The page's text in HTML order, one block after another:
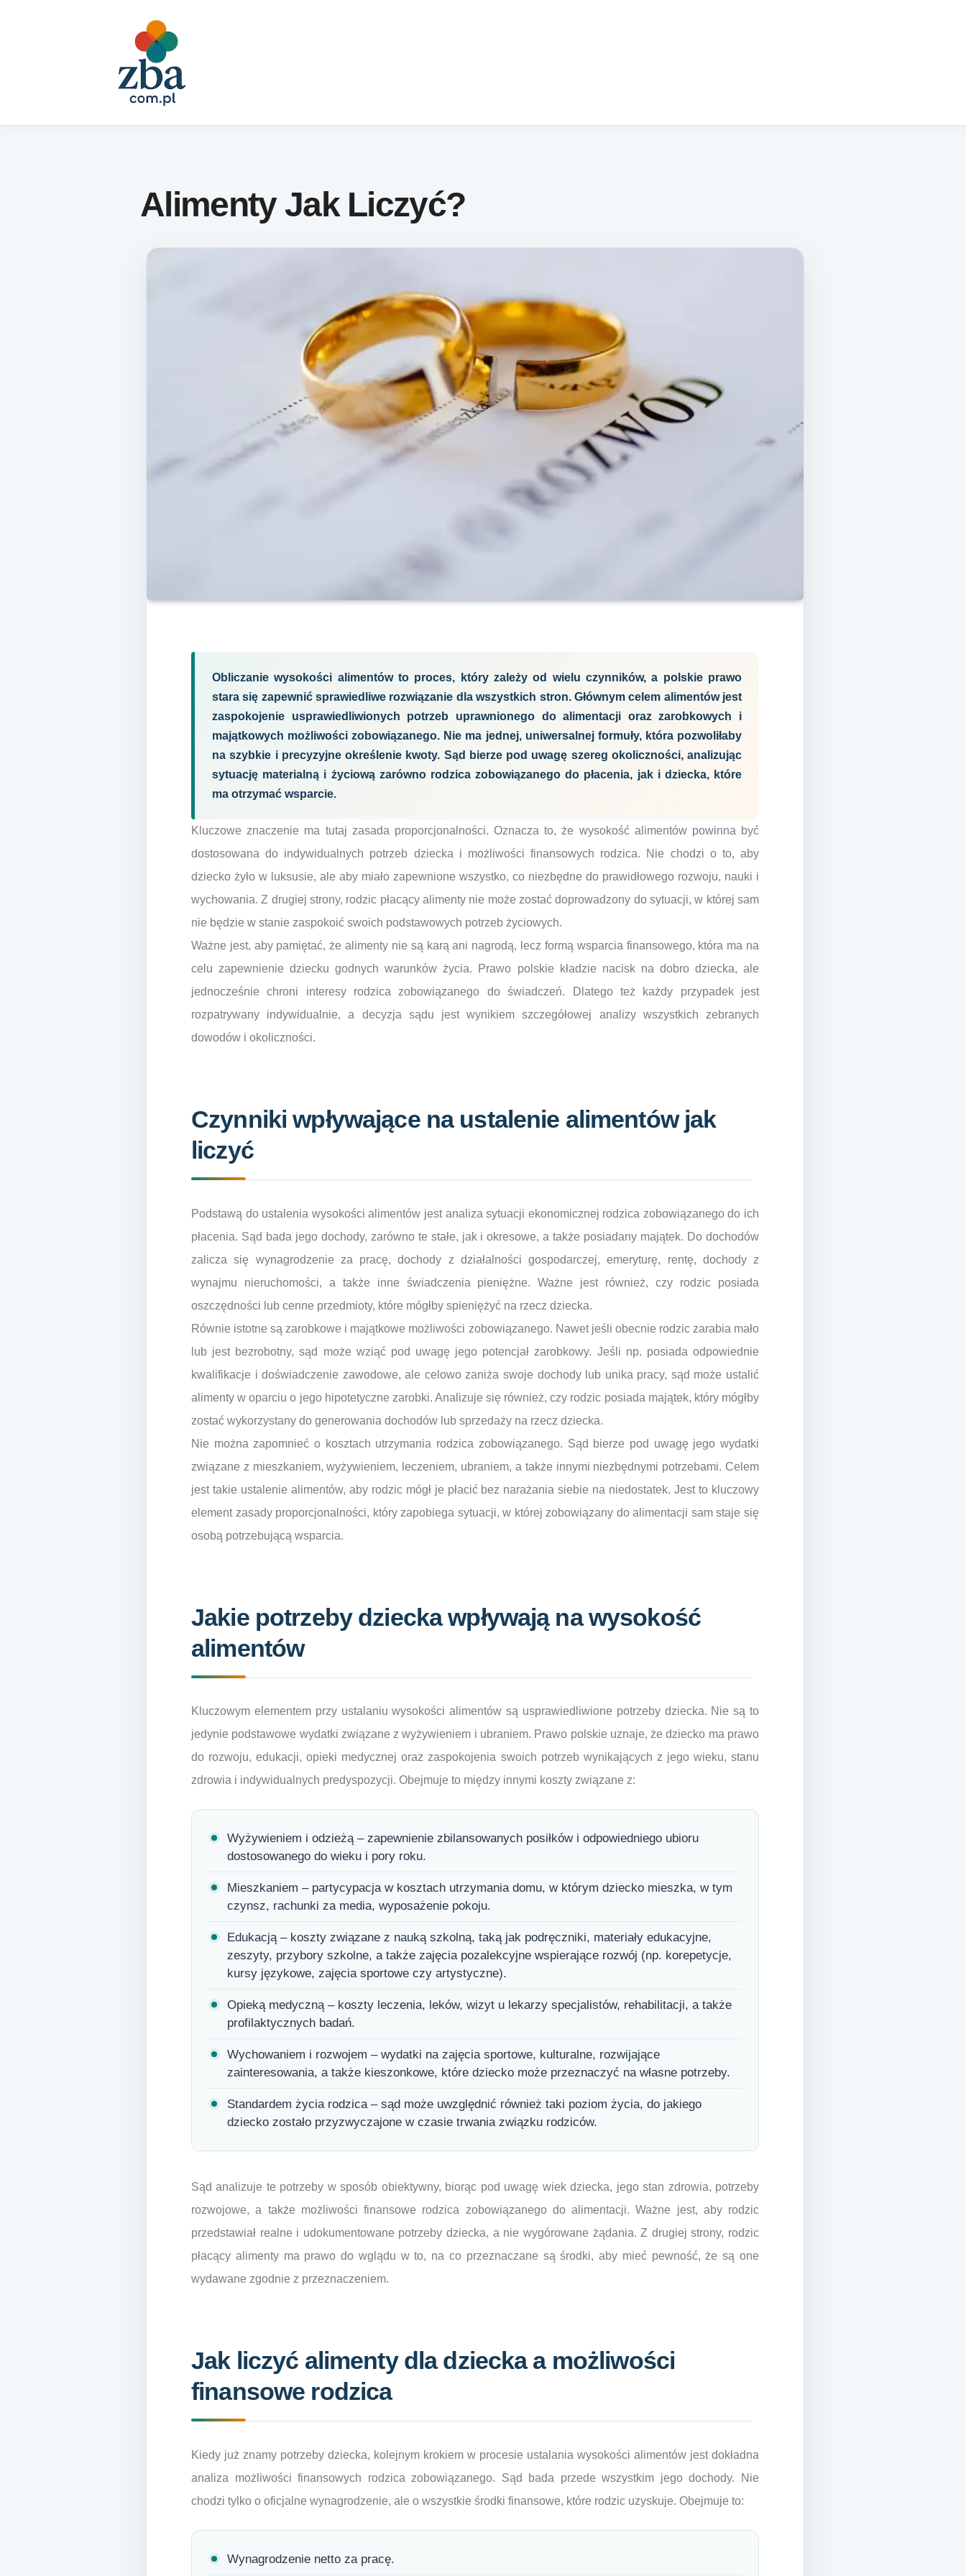
Alimenty Jak Liczyć?
Obliczanie wysokości alimentów to proces, który zależy od wielu czynników, a polskie prawo
stara się zapewnić sprawiedliwe rozwiązanie dla wszystkich stron. Głównym celem alimentów jest
zaspokojenie usprawiedliwionych potrzeb uprawnionego do alimentacji oraz zarobkowych i
majątkowych możliwości zobowiązanego. Nie ma jednej, uniwersalnej formuły, która pozwoliłaby
na szybkie i precyzyjne określenie kwoty. Sąd bierze pod uwagę szereg okoliczności, analizując
sytuację materialną i życiową zarówno rodzica zobowiązanego do płacenia, jak i dziecka, które
ma otrzymać wsparcie.
Kluczowe znaczenie ma tutaj zasada proporcjonalności. Oznacza to, że wysokość alimentów powinna być
dostosowana do indywidualnych potrzeb dziecka i możliwości finansowych rodzica. Nie chodzi o to, aby
dziecko żyło w luksusie, ale aby miało zapewnione wszystko, co niezbędne do prawidłowego rozwoju, nauki i
wychowania. Z drugiej strony, rodzic płacący alimenty nie może zostać doprowadzony do sytuacji, w której sam
nie będzie w stanie zaspokoić swoich podstawowych potrzeb życiowych.
Ważne jest, aby pamiętać, że alimenty nie są karą ani nagrodą, lecz formą wsparcia finansowego, która ma na
celu zapewnienie dziecku godnych warunków życia. Prawo polskie kładzie nacisk na dobro dziecka, ale
jednocześnie chroni interesy rodzica zobowiązanego do świadczeń. Dlatego też każdy przypadek jest
rozpatrywany indywidualnie, a decyzja sądu jest wynikiem szczegółowej analizy wszystkich zebranych
dowodów i okoliczności.
Czynniki wpływające na ustalenie alimentów jak
liczyć
Podstawą do ustalenia wysokości alimentów jest analiza sytuacji ekonomicznej rodzica zobowiązanego do ich
płacenia. Sąd bada jego dochody, zarówno te stałe, jak i okresowe, a także posiadany majątek. Do dochodów
zalicza się wynagrodzenie za pracę, dochody z działalności gospodarczej, emeryturę, rentę, dochody z
wynajmu nieruchomości, a także inne świadczenia pieniężne. Ważne jest również, czy rodzic posiada
oszczędności lub cenne przedmioty, które mógłby spieniężyć na rzecz dziecka.
Równie istotne są zarobkowe i majątkowe możliwości zobowiązanego. Nawet jeśli obecnie rodzic zarabia mało
lub jest bezrobotny, sąd może wziąć pod uwagę jego potencjał zarobkowy. Jeśli np. posiada odpowiednie
kwalifikacje i doświadczenie zawodowe, ale celowo zaniża swoje dochody lub unika pracy, sąd może ustalić
alimenty w oparciu o jego hipotetyczne zarobki. Analizuje się również, czy rodzic posiada majątek, który mógłby
zostać wykorzystany do generowania dochodów lub sprzedaży na rzecz dziecka.
Nie można zapomnieć o kosztach utrzymania rodzica zobowiązanego. Sąd bierze pod uwagę jego wydatki
związane z mieszkaniem, wyżywieniem, leczeniem, ubraniem, a także innymi niezbędnymi potrzebami. Celem
jest takie ustalenie alimentów, aby rodzic mógł je płacić bez narażania siebie na niedostatek. Jest to kluczowy
element zasady proporcjonalności, który zapobiega sytuacji, w której zobowiązany do alimentacji sam staje się
osobą potrzebującą wsparcia.
Jakie potrzeby dziecka wpływają na wysokość
alimentów
Kluczowym elementem przy ustalaniu wysokości alimentów są usprawiedliwione potrzeby dziecka. Nie są to
jedynie podstawowe wydatki związane z wyżywieniem i ubraniem. Prawo polskie uznaje, że dziecko ma prawo
do rozwoju, edukacji, opieki medycznej oraz zaspokojenia swoich potrzeb wynikających z jego wieku, stanu
zdrowia i indywidualnych predyspozycji. Obejmuje to między innymi koszty związane z:
Wyżywieniem i odzieżą – zapewnienie zbilansowanych posiłków i odpowiedniego ubioru
dostosowanego do wieku i pory roku.
Mieszkaniem – partycypacja w kosztach utrzymania domu, w którym dziecko mieszka, w tym
czynsz, rachunki za media, wyposażenie pokoju.
Edukacją – koszty związane z nauką szkolną, taką jak podręczniki, materiały edukacyjne,
zeszyty, przybory szkolne, a także zajęcia pozalekcyjne wspierające rozwój (np. korepetycje,
kursy językowe, zajęcia sportowe czy artystyczne).
Opieką medyczną – koszty leczenia, leków, wizyt u lekarzy specjalistów, rehabilitacji, a także
profilaktycznych badań.
Wychowaniem i rozwojem – wydatki na zajęcia sportowe, kulturalne, rozwijające
zainteresowania, a także kieszonkowe, które dziecko może przeznaczyć na własne potrzeby.
Standardem życia rodzica – sąd może uwzględnić również taki poziom życia, do jakiego
dziecko zostało przyzwyczajone w czasie trwania związku rodziców.
Sąd analizuje te potrzeby w sposób obiektywny, biorąc pod uwagę wiek dziecka, jego stan zdrowia, potrzeby
rozwojowe, a także możliwości finansowe rodzica zobowiązanego do alimentacji. Ważne jest, aby rodzic
przedstawiał realne i udokumentowane potrzeby dziecka, a nie wygórowane żądania. Z drugiej strony, rodzic
płacący alimenty ma prawo do wglądu w to, na co przeznaczane są środki, aby mieć pewność, że są one
wydawane zgodnie z przeznaczeniem.
Jak liczyć alimenty dla dziecka a możliwości
finansowe rodzica
Kiedy już znamy potrzeby dziecka, kolejnym krokiem w procesie ustalania wysokości alimentów jest dokładna
analiza możliwości finansowych rodzica zobowiązanego. Sąd bada przede wszystkim jego dochody. Nie
chodzi tylko o oficjalne wynagrodzenie, ale o wszystkie środki finansowe, które rodzic uzyskuje. Obejmuje to:
Wynagrodzenie netto za pracę.